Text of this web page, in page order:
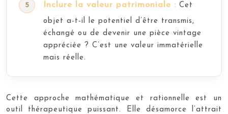
Inclure la valeur patrimoniale : Cet
objet a-t-il le potentiel d’être transmis,
échangé ou de devenir une pièce vintage
appréciée ? C’est une valeur immatérielle
mais réelle.
Cette approche mathématique et rationnelle est un
outil thérapeutique puissant. Elle désamorce l’attrait